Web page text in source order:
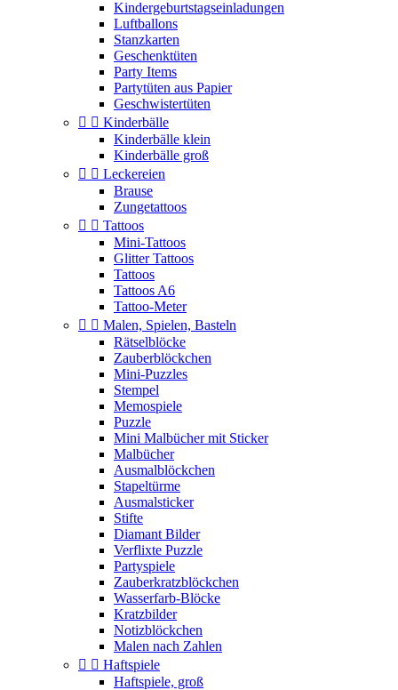
Kindergeburtstagseinladungen
Luftballons
Stanzkarten
Geschenktüten
Party Items
Partytüten aus Papier
Geschwistertüten
  Kinderbälle
Kinderbälle klein
Kinderbälle groß
  Leckereien
Brause
Zungetattoos
  Tattoos
Mini-Tattoos
Glitter Tattoos
Tattoos
Tattoos A6
Tattoo-Meter
  Malen, Spielen, Basteln
Rätselblöcke
Zauberblöckchen
Mini-Puzzles
Stempel
Memospiele
Puzzle
Mini Malbücher mit Sticker
Malbücher
Ausmalblöckchen
Stapeltürme
Ausmalsticker
Stifte
Diamant Bilder
Verflixte Puzzle
Partyspiele
Zauberkratzblöckchen
Wasserfarb-Blöcke
Kratzbilder
Notizblöckchen
Malen nach Zahlen
  Haftspiele
Haftspiele, groß